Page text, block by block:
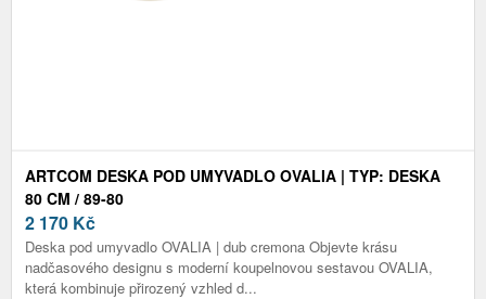
ARTCOM DESKA POD UMYVADLO OVALIA | TYP: DESKA
80 CM / 89-80
2 170 Kč
Deska pod umyvadlo OVALIA | dub cremona Objevte krásu
nadčasového designu s moderní koupelnovou sestavou OVALIA,
která kombinuje přirozený vzhled d...